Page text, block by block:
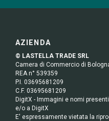
AZIENDA
© LASTELLA TRADE SRL
Camera di Commercio di
REA n° 539359
P.I. 03695681209
C.F. 03695681209
DigitX - Immagini e nomi
e/o a DigitX
E' espressamente vietata la